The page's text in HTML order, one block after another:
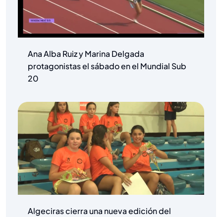
Ana Alba Ruiz y Marina Delgada
protagonistas el sábado en el Mundial Sub
20
Algeciras cierra una nueva edición del